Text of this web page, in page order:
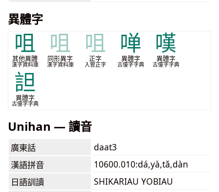
異體字
咀
其他異體
漢字資料庫
咀
同形異字
漢字資料庫
咀
正字
入管正字
啴
異體字
古僮字字典
嘆
異體字
古僮字字典
詚
異體字
古僮字字典
Unihan — 讀音
廣東話
daat3
漢語拼音
10600.010:dá,yà,tǎ,dàn
日語訓讀
SHIKARIAU YOBIAU